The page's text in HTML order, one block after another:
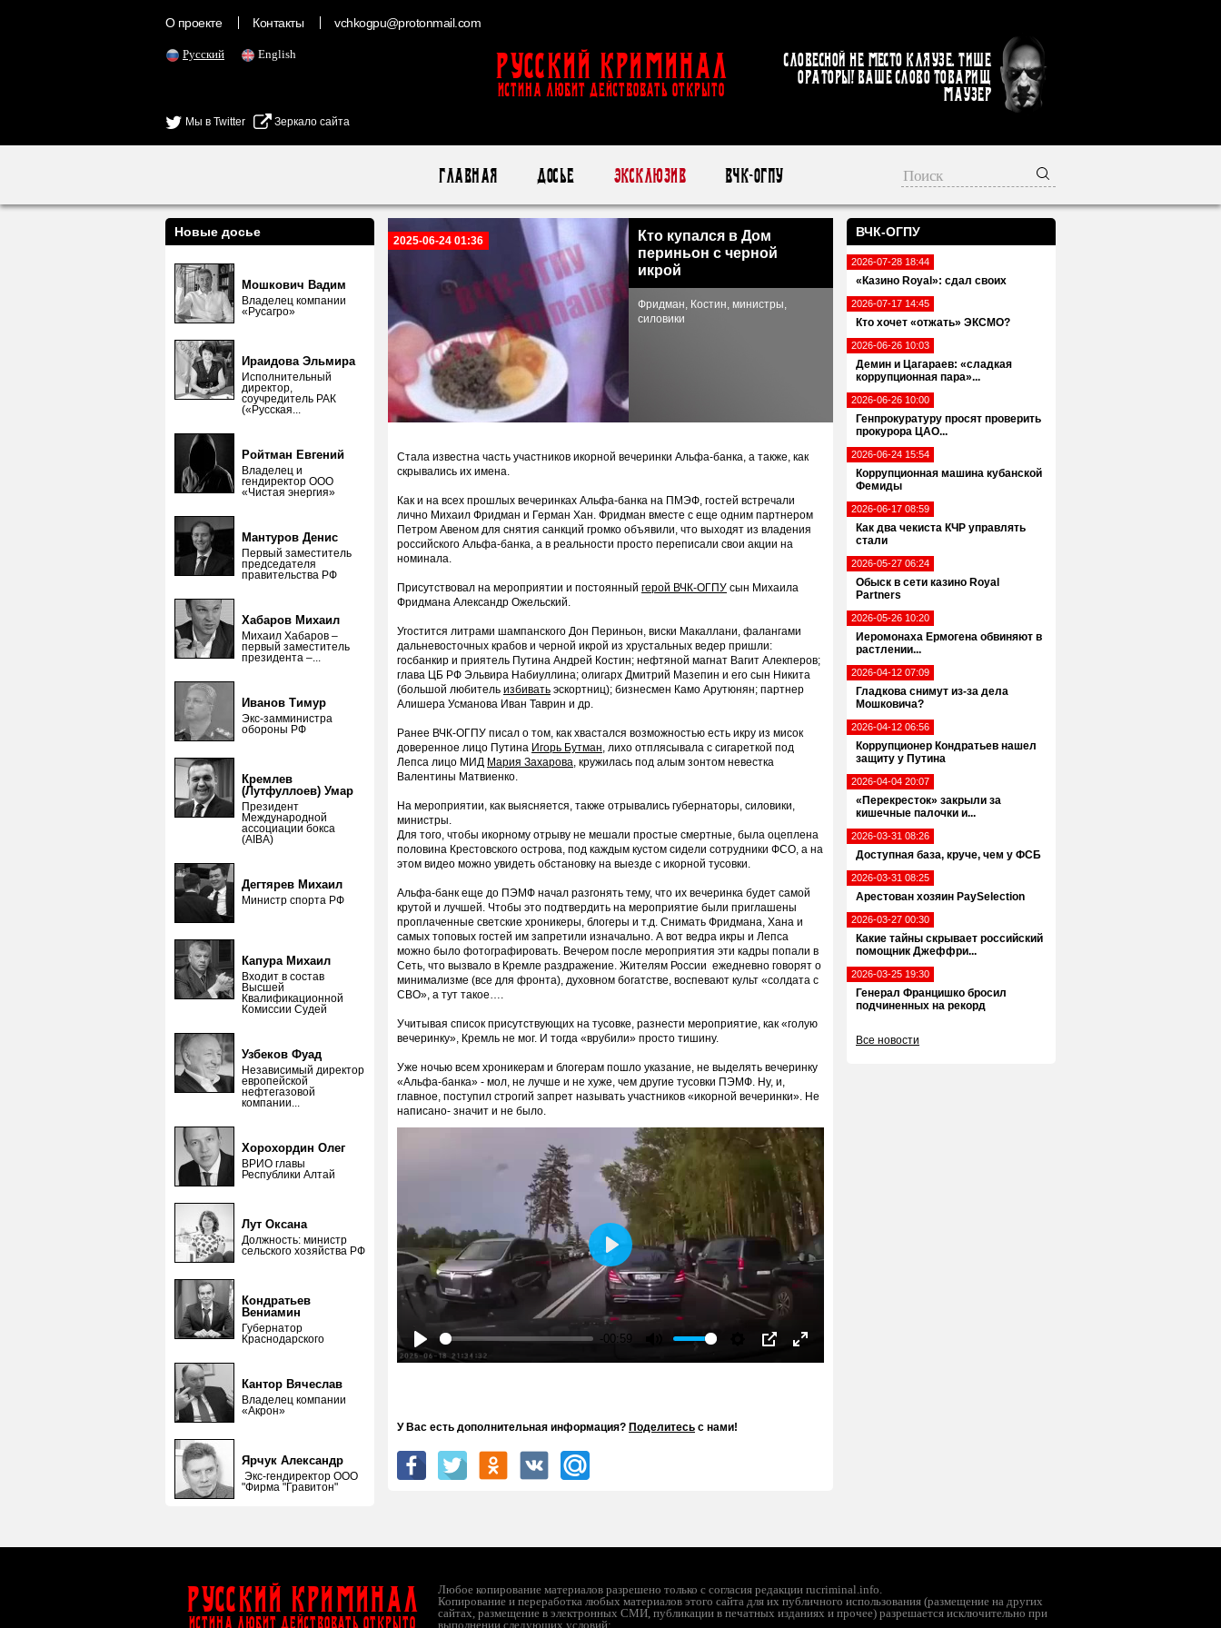
О проекте Контакты vchkogpu@protonmail.com
Русский English
Мы в Twitter Зеркало сайта
Русский Криминал
ИСТИНА ЛЮБИТ ДЕЙСТВОВАТЬ ОТКРЫТО
Словесной не место кляузе. Тише
ораторы! Ваше слово товарищ
Маузер
Главная Досье Эксклюзив ВЧК-ОГПУ
ВЧК-ОГПУ
2026-07-28 18:44
«Казино Royal»: сдал своих
2026-07-17 14:45
Кто хочет «отжать» ЭКСМО?
2026-06-26 10:03
Демин и Цагараев: «сладкая
коррупционная пара»...
2026-06-26 10:00
Генпрокуратуру просят проверить
прокурора ЦАО...
2026-06-24 15:54
Коррупционная машина кубанской
Фемиды
2026-06-17 08:59
Как два чекиста КЧР управлять
стали
2026-05-27 06:24
Обыск в сети казино Royal
Partners
2026-05-26 10:20
Иеромонаха Ермогена обвиняют в
растлении...
2026-04-12 07:09
Гладкова снимут из-за дела
Мошковича?
2026-04-12 06:56
Коррупционер Кондратьев нашел
защиту у Путина
2026-04-04 20:07
«Перекресток» закрыли за
кишечные палочки и...
2026-03-31 08:26
Доступная база, круче, чем у ФСБ
2026-03-31 08:25
Арестован хозяин PaySelection
2026-03-27 00:30
Какие тайны скрывает российский
помощник Джеффри...
2026-03-25 19:30
Генерал Францишко бросил
подчиненных на рекорд
Все новости
Новые досье
Мошкович Вадим
Владелец компании
«Русагро»
Ираидова Эльмира
Исполнительный
директор,
соучредитель РАК
(«Русская...
Ройтман Евгений
Владелец и
гендиректор ООО
«Чистая энергия»
Мантуров Денис
Первый заместитель
председателя
правительства РФ
Хабаров Михаил
Михаил Хабаров –
первый заместитель
президента –...
Иванов Тимур
Экс-замминистра
обороны РФ
Кремлев
(Лутфуллоев) Умар
Президент
Международной
ассоциации бокса
(AIBA)
Дегтярев Михаил
Министр спорта РФ
Капура Михаил
Входит в состав
Высшей
Квалификационной
Комиссии Судей
Узбеков Фуад
Независимый директор
европейской
нефтегазовой
компании...
Хорохордин Олег
ВРИО главы
Республики Алтай
Лут Оксана
Должность: министр
сельского хозяйства РФ
Кондратьев
Вениамин
Губернатор
Краснодарского
Кантор Вячеслав
Владелец компании
«Акрон»
Ярчук Александр
Экс-гендиректор ООО
"Фирма "Гравитон"
2025-06-24 01:36
Кто купался в Дом
периньон с черной
икрой
Фридман, Костин, министры,
силовики
Стала известна часть участников икорной вечеринки Альфа-банка, а также, как
скрывались их имена.
Как и на всех прошлых вечеринках Альфа-банка на ПМЭФ, гостей встречали
лично Михаил Фридман и Герман Хан. Фридман вместе с еще одним партнером
Петром Авеном для снятия санкций громко объявили, что выходят из владения
российского Альфа-банка, а в реальности просто переписали свои акции на
номинала.
Присутствовал на мероприятии и постоянный герой ВЧК-ОГПУ сын Михаила
Фридмана Александр Ожельский.
Угостится литрами шампанского Дон Периньон, виски Макаллани, фалангами
дальневосточных крабов и черной икрой из хрустальных ведер пришли:
госбанкир и приятель Путина Андрей Костин; нефтяной магнат Вагит Алекперов;
глава ЦБ РФ Эльвира Набиуллина; олигарх Дмитрий Мазепин и его сын Никита
(большой любитель избивать эскортниц); бизнесмен Камо Арутюнян; партнер
Алишера Усманова Иван Таврин и др.
Ранее ВЧК-ОГПУ писал о том, как хвастался возможностью есть икру из мисок
доверенное лицо Путина Игорь Бутман, лихо отплясывала с сигареткой под
Лепса лицо МИД Мария Захарова, кружилась под алым зонтом невестка
Валентины Матвиенко.
На мероприятии, как выясняется, также отрывались губернаторы, силовики,
министры.
Для того, чтобы икорному отрыву не мешали простые смертные, была оцеплена
половина Крестовского острова, под каждым кустом сидели сотрудники ФСО, а на
этом видео можно увидеть обстановку на выезде с икорной тусовки.
Альфа-банк еще до ПЭМФ начал разгонять тему, что их вечеринка будет самой
крутой и лучшей. Чтобы это подтвердить на мероприятие были приглашены
проплаченные светские хроникеры, блогеры и т.д. Снимать Фридмана, Хана и
самых топовых гостей им запретили изначально. А вот ведра икры и Лепса
можно было фотографировать. Вечером после мероприятия эти кадры попали в
Сеть, что вызвало в Кремле раздражение. Жителям России ежедневно говорят о
минимализме (все для фронта), духовном богатстве, воспевают культ «солдата с
СВО», а тут такое….
Учитывая список присутствующих на тусовке, разнести мероприятие, как «голую
вечеринку», Кремль не мог. И тогда «врубили» просто тишину.
Уже ночью всем хроникерам и блогерам пошло указание, не выделять вечеринку
«Альфа-банка» - мол, не лучше и не хуже, чем другие тусовки ПЭМФ. Ну, и,
главное, поступил строгий запрет называть участников «икорной вечеринки». Не
написано- значит и не было.
Play
-00:59
Play
У Вас есть дополнительная информация? Поделитесь с нами!
Русский Криминал
ИСТИНА ЛЮБИТ ДЕЙСТВОВАТЬ ОТКРЫТО
Любое копирование материалов разрешено только с согласия редакции rucriminal.info.
Копирование и переработка любых материалов этого сайта для их публичного использования (размещение на других
сайтах, размещение в электронных СМИ, публикации в печатных изданиях и прочее) разрешается исключительно при
выполнении следующих условий: